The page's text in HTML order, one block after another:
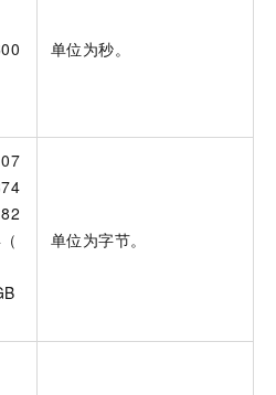
单位为秒。
单位为字节。